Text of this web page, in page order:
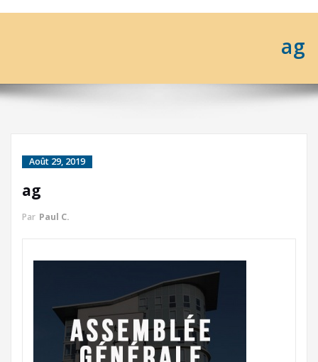
ag
Août 29, 2019
ag
Par Paul C.